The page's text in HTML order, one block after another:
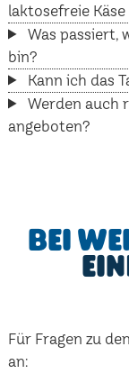
laktosefreie
Was passiert,
bin?
Kann ich das
Werden auch
angeboten?
Bei
Für Fragen zu
an: